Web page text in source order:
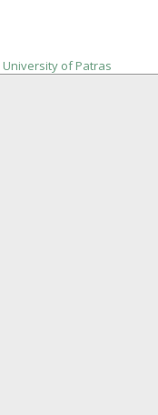
University of Patras